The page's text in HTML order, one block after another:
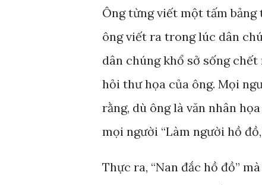
Ông từng viết một tấm bảng
ông viết ra trong lúc dân
dân chúng khổ sở sống
hỏi thư họa của ông. Mọi
rằng, dù ông là văn nhân
mọi người “Làm người hồ
Thực ra, “Nan đắc hồ đồ”